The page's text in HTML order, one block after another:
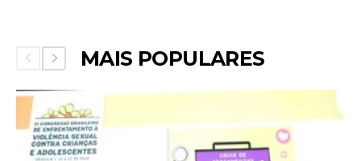
MAIS POPULARES